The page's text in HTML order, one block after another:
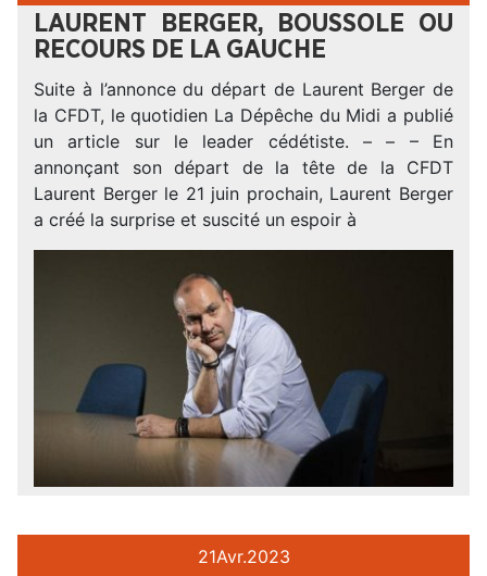
LAURENT BERGER, BOUSSOLE OU
RECOURS DE LA GAUCHE
Suite à l’annonce du départ de Laurent Berger de
la CFDT, le quotidien La Dépêche du Midi a publié
un article sur le leader cédétiste. – – – En
annonçant son départ de la tête de la CFDT
Laurent Berger le 21 juin prochain, Laurent Berger
a créé la surprise et suscité un espoir à
21Avr.2023